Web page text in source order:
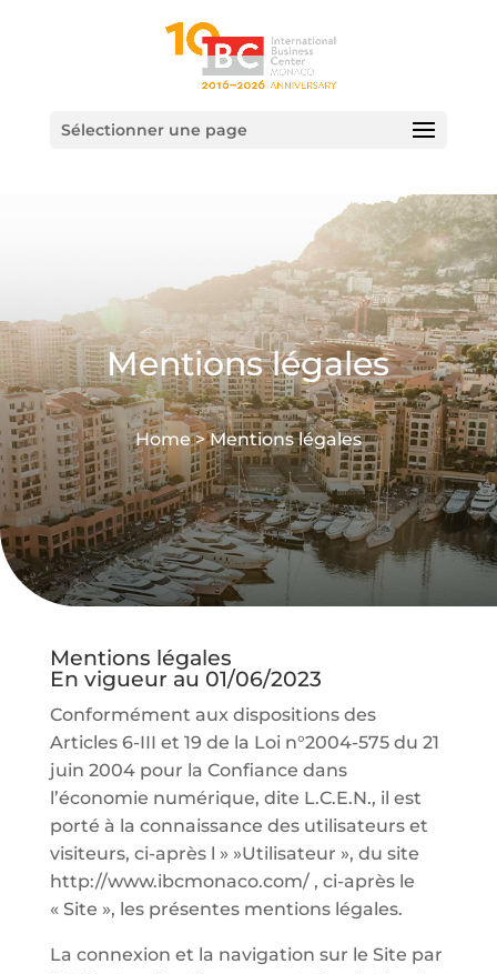
Sélectionner une page
Mentions légales
Home >Mentions légales
Mentions légales
En vigueur au 01/06/2023
Conformément aux dispositions des
Articles 6-III et 19 de la Loi n°2004-575 du 21
juin 2004 pour la Confiance dans
l’économie numérique, dite L.C.E.N., il est
porté à la connaissance des utilisateurs et
visiteurs, ci-après l » »Utilisateur », du site
http://www.ibcmonaco.com/ , ci-après le
« Site », les présentes mentions légales.
La connexion et la navigation sur le Site par